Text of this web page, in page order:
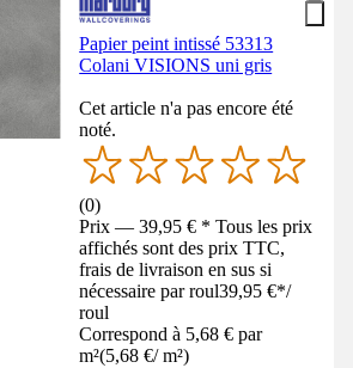
Papier peint intissé 53313
Colani VISIONS uni gris
Cet article n'a pas encore été
noté.
(0)
Prix — 39,95 € * Tous les prix
affichés sont des prix TTC,
frais de livraison en sus si
nécessaire par roul39,95 €*/
roul
Correspond à 5,68 € par
m²(5,68 €/ m²)